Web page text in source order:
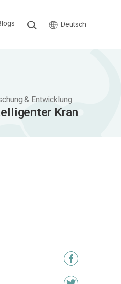
Deutsch
& Entwicklung
Kran